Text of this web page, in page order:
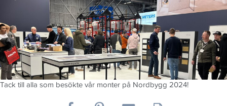
Tack till alla som besökte vår monter på Nordbygg 2024!